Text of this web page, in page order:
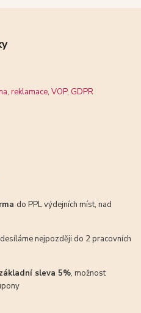
reklamace, VOP, GDPR
do PPL výdejních míst, nad
nejpozději do 2 pracovních
základní sleva 5%, možnost